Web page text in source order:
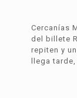
Cercanías
del billete
repiten y
llega